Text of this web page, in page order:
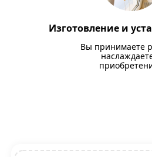
Изготовление и
Вы принимаете